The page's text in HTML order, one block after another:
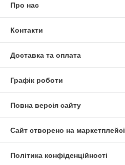
Про нас
Контакти
Доставка та оплата
Графік роботи
Повна версія сайту
Сайт створено на маркетплейсі
Політика конфіденційності